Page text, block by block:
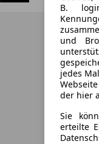
B.
und
jedes
der hier
Sie
erteilte